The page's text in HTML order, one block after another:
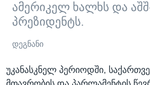
ამერიკელ ხალხს და
პრეზიდენტს.
დეგნანი
უკანასკნელ პერიოდში,